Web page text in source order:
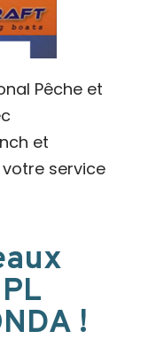
Pêche et
et
service
!